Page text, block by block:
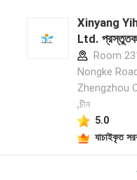
Xinyang
Ltd.
Room
Nongke
Zhengzhou
,চীন
5.0
যাচাইকৃত